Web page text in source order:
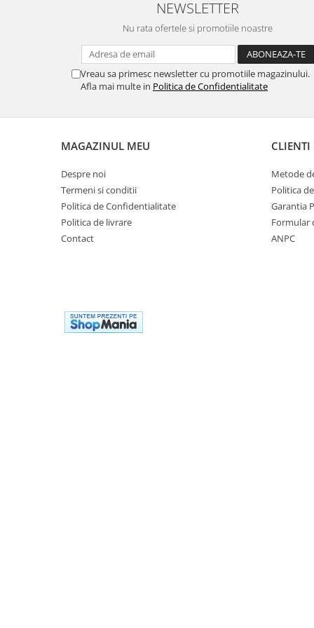
NEWSLETTER
Nu rata ofertele si promotiile noastre
Vreau sa primesc newsletter cu promotiile magazinului.
Afla mai multe in Politica de Confidentialitate
MAGAZINUL MEU
Despre noi
Termeni si conditii
Politica de Confidentialitate
Politica de livrare
Contact
CLIENTI
Metode
Politica
Garantia
Formular
ANPC